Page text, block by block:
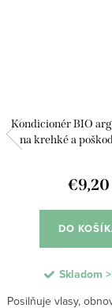
Kondicionér BIO
na krehké a
€9,20
DO
Skladom
Posilňuje vlasy,